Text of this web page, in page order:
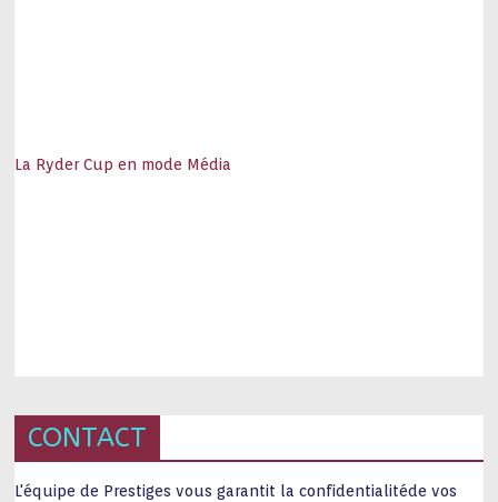
La Ryder Cup en mode Média
CONTACT
L'équipe de Prestiges vous garantit la confidentialitéde vos